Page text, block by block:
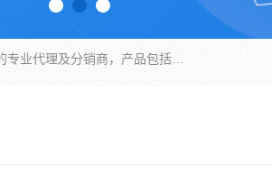
苏州沛易电子科技有限公司是一家从事电力半导体器件和电子元器件的专业代理及分销商，产品包括：IGBT模块、IPM模块、PIM模块、二极管、三极管、可控硅、整流桥、IGBT单管、IGBT电路驱动板、GTR达林顿模块、快恢复二极管、肖特基二极管、熔断器、IC集成电路、快速熔断器等。